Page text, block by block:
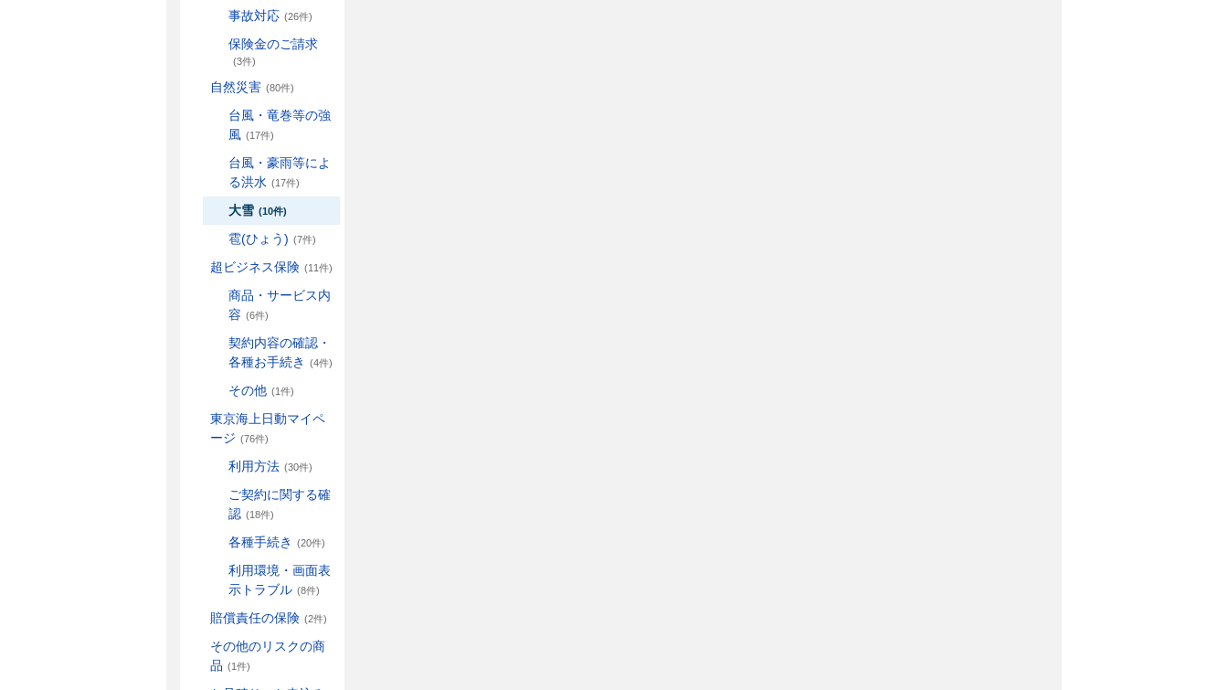
事故対応 (26件)
保険金のご請求
(3件)
自然災害 (80件)
台風・竜巻等の強
風 (17件)
台風・豪雨等によ
る洪水 (17件)
大雪 (10件)
雹(ひょう) (7件)
超ビジネス保険 (11件)
商品・サービス内
容 (6件)
契約内容の確認・
各種お手続き
(4件)
その他 (1件)
東京海上日動マイペ
ージ (76件)
利用方法 (30件)
ご契約に関する確
認 (18件)
各種手続き (20件)
利用環境・画面表
示トラブル (8件)
賠償責任の保険 (2件)
その他のリスクの商
品 (1件)